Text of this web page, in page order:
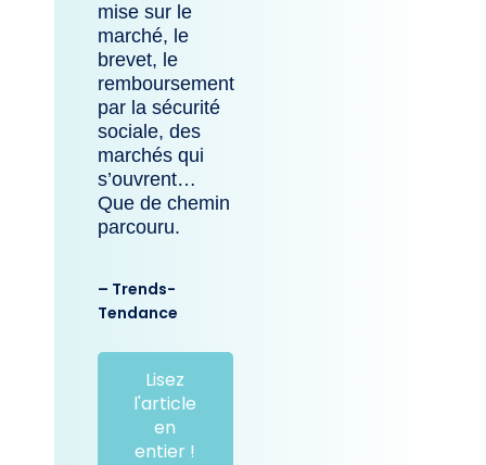
mise sur le
marché, le
brevet, le
remboursement
par la sécurité
sociale, des
marchés qui
s’ouvrent…
Que de chemin
parcouru.
– Trends-
Tendance
Lisez
l'article
en
entier !